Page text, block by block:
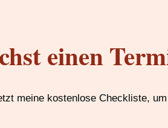
einen
meine kostenlose Checkliste,